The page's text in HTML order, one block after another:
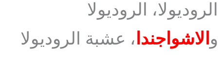
الروديولا، الروديولا
والاشواجندا، عشبة الروديولا